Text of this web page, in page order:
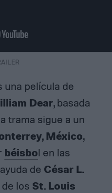
una película de
Dear, basada
trama sigue a un
México,
béisbol en las
de César L.
los St. Louis